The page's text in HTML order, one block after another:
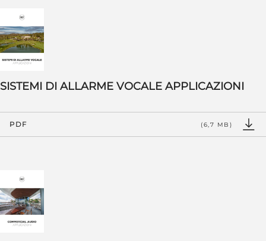
SISTEMI DI ALLARME VOCALE APPLICAZIONI
PDF (6,7 MB)